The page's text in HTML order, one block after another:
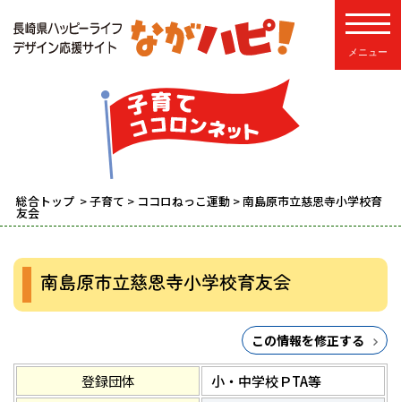
総合トップ >子育て > ココロねっこ運動 > 南島原市立慈恩寺小学校育
友会
南島原市立慈恩寺小学校育友会
この情報を修正する
登録団体
小・中学校ＰTA等